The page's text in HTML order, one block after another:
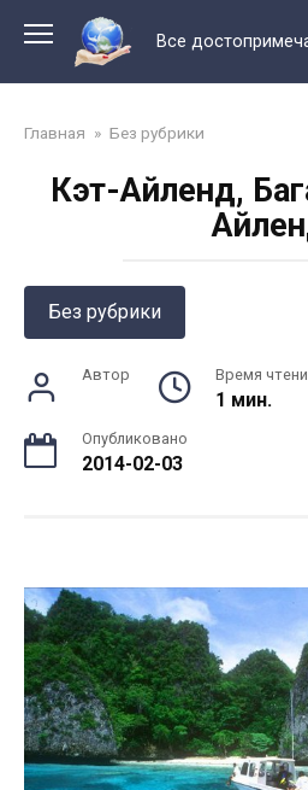
контенту
Все
Главная » Без рубрики
Кэт-Айленд,
Без рубрики
Автор Время
1 мин.
Опубликовано
2014-02-03